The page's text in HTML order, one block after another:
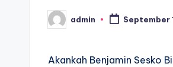
Posted
by
admin September
Akankah Benjamin Sesko